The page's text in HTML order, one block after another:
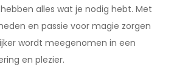
alles wat je nodig hebt. Met
en passie voor magie zorgen
wordt meegenomen in een
en plezier.